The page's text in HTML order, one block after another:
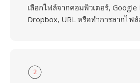
เลือกไฟล์จากคอมพิวเตอร์, Google
Dropbox, URL หรือทำการลากไฟ
2